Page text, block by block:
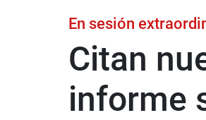
En sesión
Citan
informe